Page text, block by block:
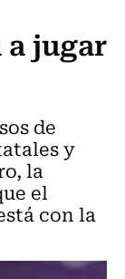
a jugar
de
y
la
el
con la